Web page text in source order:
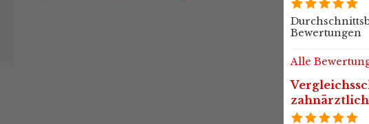
Bewertungen
Alle